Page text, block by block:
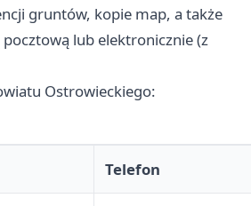
gruntów, kopie map, a także
pocztową lub elektronicznie (z
Ostrowieckiego:
Telefon